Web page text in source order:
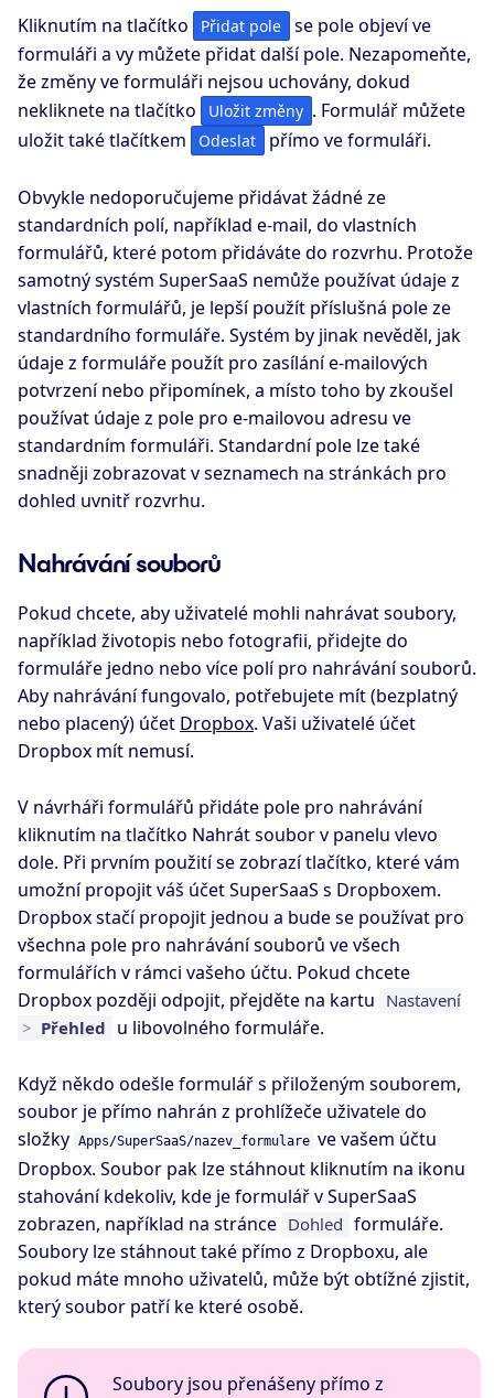
Kliknutím na tlačítko Přidat pole
se pole objeví ve
formuláři a vy můžete přidat další pole. Nezapomeňte,
že změny ve formuláři nejsou uchovány, dokud
nekliknete na tlačítko
Uložit změny . Formulář můžete
uložit také tlačítkem
Odeslat přímo ve formuláři.
Obvykle nedoporučujeme přidávat žádné ze
standardních polí, například e-mail, do vlastních
formulářů, které potom přidáváte do rozvrhu. Protože
samotný systém SuperSaaS nemůže používat údaje z
vlastních formulářů, je lepší použít příslušná pole ze
standardního formuláře. Systém by jinak nevěděl, jak
údaje z formuláře použít pro zasílání e-mailových
potvrzení nebo připomínek, a místo toho by zkoušel
používat údaje z pole pro e-mailovou adresu ve
standardním formuláři. Standardní pole lze také
snadněji zobrazovat v seznamech na stránkách pro
dohled uvnitř rozvrhu.
Nahrávání souborů
Pokud chcete, aby uživatelé mohli nahrávat soubory,
například životopis nebo fotografii, přidejte do
formuláře jedno nebo více polí pro nahrávání souborů.
Aby nahrávání fungovalo, potřebujete mít (bezplatný
nebo placený) účet Dropbox. Vaši uživatelé účet
Dropbox mít nemusí.
V návrháři formulářů přidáte pole pro nahrávání
kliknutím na tlačítko Nahrát souborv panelu vlevo
dole. Při prvním použití se zobrazí tlačítko, které vám
umožní propojit váš účet SuperSaaS s Dropboxem.
Dropbox stačí propojit jednou a bude se používat pro
všechna pole pro nahrávání souborů ve všech
formulářích v rámci vašeho účtu. Pokud chcete
Dropbox později odpojit, přejděte na kartu Nastavení
> Přehled u libovolného formuláře.
Když někdo odešle formulář s přiloženým souborem,
soubor je přímo nahrán z prohlížeče uživatele do
složky Apps/SuperSaaS/nazev_formulare ve vašem účtu
Dropbox. Soubor pak lze stáhnout kliknutím na ikonu
stahování kdekoliv, kde je formulář v SuperSaaS
zobrazen, například na stránce Dohled formuláře.
Soubory lze stáhnout také přímo z Dropboxu, ale
pokud máte mnoho uživatelů, může být obtížné zjistit,
který soubor patří ke které osobě.
Soubory jsou přenášeny přímo z